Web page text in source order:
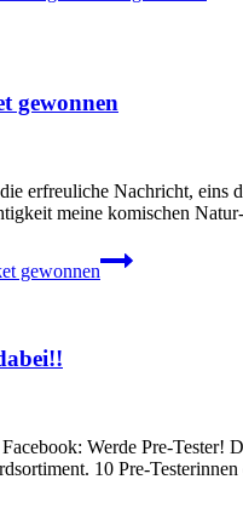
gewonnen
Nachricht, eins
meine komischen
gewonnen
Werde Pre-Tester!
10 Pre-